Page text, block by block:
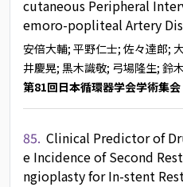
cutaneous Peripheral
emoro-popliteal Artery
安倍大輔; 平野仁士; 佐々達郎;
井慶晃; 黒木識敬; 弓場隆生; 鈴
第81回日本循環器学会学術集会
85. Clinical Predictor of
e Incidence of Second
ngioplasty for In-stent